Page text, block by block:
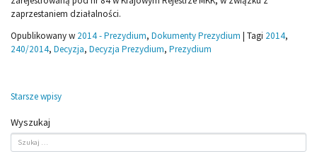
zaprzestaniem działalności.
Opublikowany w 2014 - Prezydium, Dokumenty Prezydium | Tagi 2014,
240/2014, Decyzja, Decyzja Prezydium, Prezydium
Nawigacja
po
wpisach
Starsze wpisy
Wyszukaj